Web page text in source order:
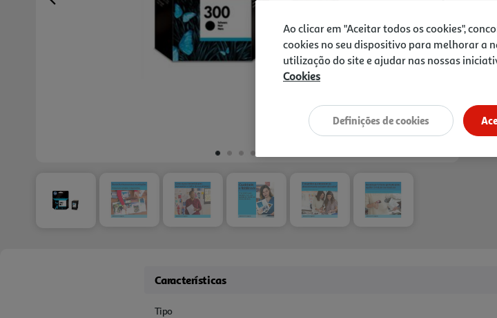
Previous
Características
Tipo
Ao clicar em "Aceitar todos os cookies",
cookies no seu dispositivo para melhorar a
utilização do site e ajudar nas nossas
Cookies
Definições de cookies